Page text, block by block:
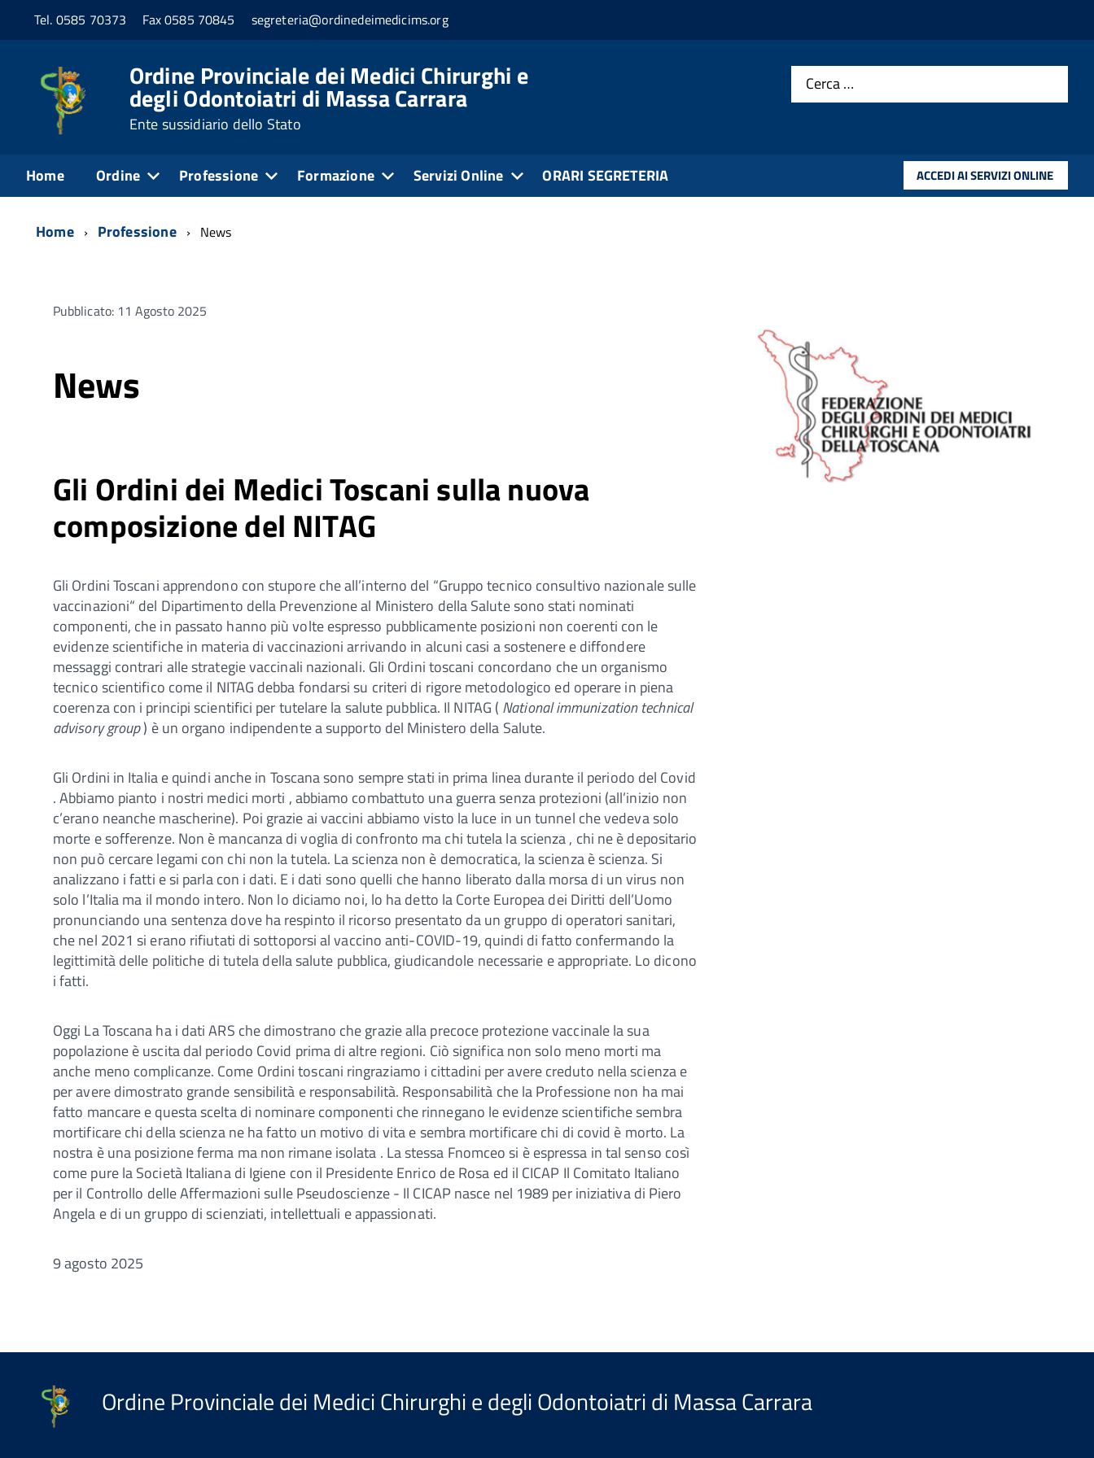
Tel. 0585 70373 Fax 0585 70845 segreteria@ordinedeimedicims.org
Ordine Provinciale dei Medici Chirurghi e
degli Odontoiatri di Massa Carrara
Ente sussidiario dello Stato
Cerca …
Home Ordine Professione Formazione Servizi Online ORARI SEGRETERIA ACCEDI AI SERVIZI ONLINE
Home Professione News
Pubblicato: 11 Agosto 2025
News
Gli Ordini dei Medici Toscani sulla nuova
composizione del NITAG
Gli Ordini Toscani apprendono con stupore che all’interno del “Gruppo tecnico consultivo nazionale sulle
vaccinazioni“ del Dipartimento della Prevenzione al Ministero della Salute sono stati nominati
componenti, che in passato hanno più volte espresso pubblicamente posizioni non coerenti con le
evidenze scientifiche in materia di vaccinazioni arrivando in alcuni casi a sostenere e diffondere
messaggi contrari alle strategie vaccinali nazionali. Gli Ordini toscani concordano che un organismo
tecnico scientifico come il NITAG debba fondarsi su criteri di rigore metodologico ed operare in piena
coerenza con i principi scientifici per tutelare la salute pubblica. Il NITAG ( National immunization technical
advisory group) è un organo indipendente a supporto del Ministero della Salute.
Gli Ordini in Italia e quindi anche in Toscana sono sempre stati in prima linea durante il periodo del Covid
. Abbiamo pianto i nostri medici morti , abbiamo combattuto una guerra senza protezioni (all’inizio non
c’erano neanche mascherine). Poi grazie ai vaccini abbiamo visto la luce in un tunnel che vedeva solo
morte e sofferenze. Non è mancanza di voglia di confronto ma chi tutela la scienza , chi ne è depositario
non può cercare legami con chi non la tutela. La scienza non è democratica, la scienza è scienza. Si
analizzano i fatti e si parla con i dati. E i dati sono quelli che hanno liberato dalla morsa di un virus non
solo l’Italia ma il mondo intero. Non lo diciamo noi, lo ha detto la Corte Europea dei Diritti dell’Uomo
pronunciando una sentenza dove ha respinto il ricorso presentato da un gruppo di operatori sanitari,
che nel 2021 si erano rifiutati di sottoporsi al vaccino anti-COVID-19, quindi di fatto confermando la
legittimità delle politiche di tutela della salute pubblica, giudicandole necessarie e appropriate. Lo dicono
i fatti.
Oggi La Toscana ha i dati ARS che dimostrano che grazie alla precoce protezione vaccinale la sua
popolazione è uscita dal periodo Covid prima di altre regioni. Ciò significa non solo meno morti ma
anche meno complicanze. Come Ordini toscani ringraziamo i cittadini per avere creduto nella scienza e
per avere dimostrato grande sensibilità e responsabilità. Responsabilità che la Professione non ha mai
fatto mancare e questa scelta di nominare componenti che rinnegano le evidenze scientifiche sembra
mortificare chi della scienza ne ha fatto un motivo di vita e sembra mortificare chi di covid è morto. La
nostra è una posizione ferma ma non rimane isolata . La stessa Fnomceo si è espressa in tal senso così
come pure la Società Italiana di Igiene con il Presidente Enrico de Rosa ed il CICAP Il Comitato Italiano
per il Controllo delle Affermazioni sulle Pseudoscienze - Il CICAP nasce nel 1989 per iniziativa di Piero
Angela e di un gruppo di scienziati, intellettuali e appassionati.
9 agosto 2025
Ordine Provinciale dei Medici Chirurghi e degli Odontoiatri di Massa Carrara